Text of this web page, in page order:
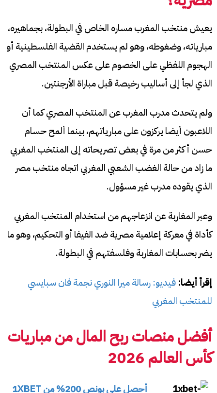
يعيش منتخب المغرب مساره الخاص في البطولة، بجماهيره،
مبارياته، وضغوطه، وهو لم يستخدم القضية الفلسطينية أو
الهجوم اللفظي على الخصوم على عكس المنتخب المصري
الذي لجأ إلى أساليب رخيصة قبل مباراة الأرجنتين.
ولم يتحدث مدرب المغرب عن المنتخب المصري كما أن
اللاعبون أيضا يركزون على مبارياتهم، بينما ألمح حسام
حسن أكثر من مرة في بعض تصريحاته إلى المنتخب المغربي
ما زاد من حالة الغضب الشعبي المغربي اتجاه منتخب مصر
الذي يقوده مدرب غير مسؤول.
وعبر المغاربة عن انزعاجهم من استخدام المنتخب المغربي
كأداة في معركة إعلامية مصرية ضد الفيفا أو التحكيم، وهو ما
يضر بحسابات المغاربة وفلسفتهم في البطولة.
إقرأ أيضا: فيديو: رسالة ميرا النوري نجمة فان سبايسي
للمنتخب المغربي
أفضل منصات ربح المال من مباريات
كأس العالم 2026
أحصل على بونص 200% من 1XBET